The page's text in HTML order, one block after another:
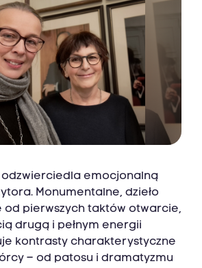
odzwierciedla emocjonalną
Monumentalne, dzieło
od pierwszych taktów otwarcie,
drugą i pełnym energii
kontrasty charakterystyczne
– od patosu i dramatyzmu